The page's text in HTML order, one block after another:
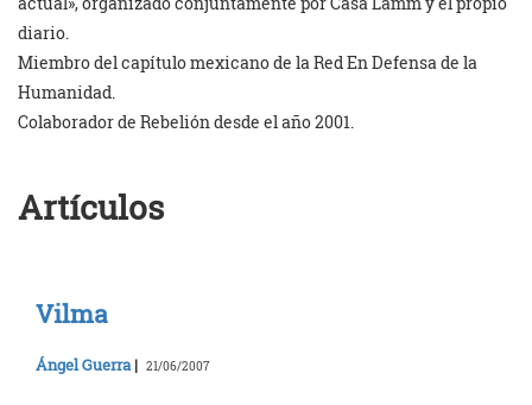
diario.
Miembro del capítulo mexicano de la Red En Defensa de la
Humanidad.
Colaborador de Rebelión desde el año 2001.
Artículos
Vilma
Ángel Guerra | 21/06/2007